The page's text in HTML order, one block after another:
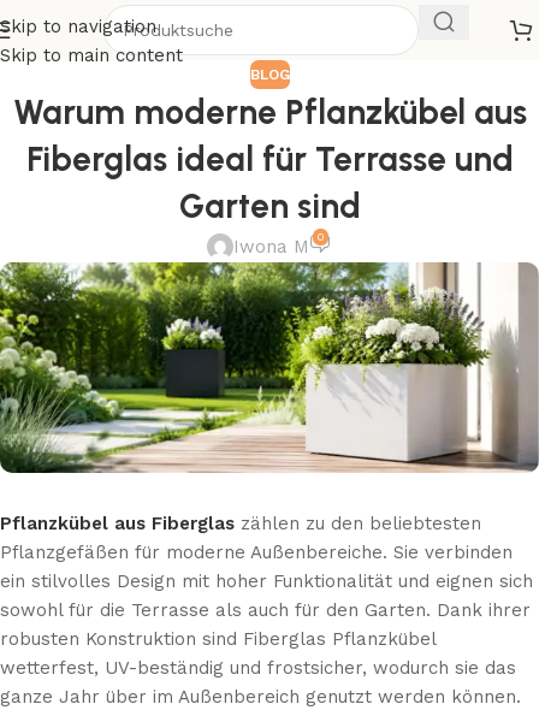
Skip to navigation
Skip to main content
BLOG
Warum moderne Pflanzkübel aus
Fiberglas ideal für Terrasse und
Garten sind
Iwona M 0
Pflanzkübel aus Fiberglas zählen zu den beliebtesten
Pflanzgefäßen für moderne Außenbereiche. Sie verbinden
ein stilvolles Design mit hoher Funktionalität und eignen sich
sowohl für die Terrasse als auch für den Garten. Dank ihrer
robusten Konstruktion sind Fiberglas Pflanzkübel
wetterfest, UV-beständig und frostsicher, wodurch sie das
ganze Jahr über im Außenbereich genutzt werden können.